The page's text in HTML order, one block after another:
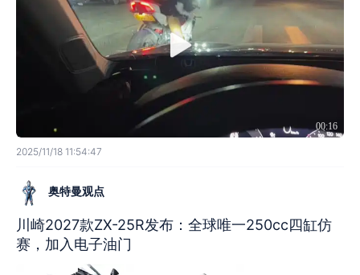
00:16
2025/11/18 11:54:47
奥特曼观点
川崎2027款ZX-25R发布：全球唯一250cc四缸仿
赛，加入电子油门